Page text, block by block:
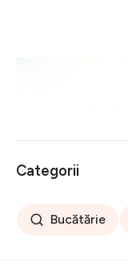
Categorii
Bucătărie